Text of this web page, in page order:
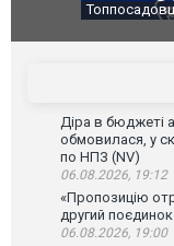
Діра в бюджеті
обмовилася, у
по НПЗ (NV)
06.08.2026, 19:12
«Пропозицію
другий
06.08.2026, 19:00